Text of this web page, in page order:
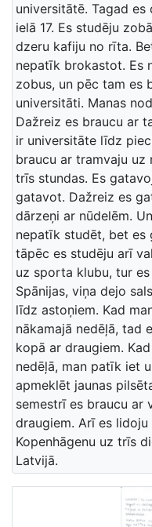
universitātē. Tagad es
ielā 17. Es studēju
dzeru kafiju no rīta.
nepatīk brokastot. Es
zobus, un pēc tam es
universitāti. Manas
Dažreiz es braucu ar
ir universitāte līdz
braucu ar tramvaju uz
trīs stundas. Es
gatavot. Dažreiz es
dārzeņi ar nūdelēm.
nepatīk studēt, bet es
tāpēc es studēju arī
uz sporta klubu, tur
Spānijas, viņa dejo
līdz astoņiem. Kad
nākamajā nedēļā, tad
kopā ar draugiem.
nedēļā, man patīk iet
apmeklēt jaunas
semestrī es braucu ar
draugiem. Arī es
Kopenhāgenu uz trīs
Latvijā.